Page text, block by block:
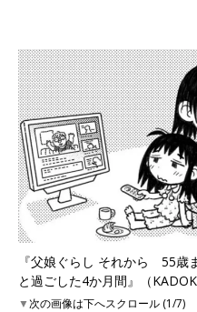
『父娘ぐらし それから 55歳
と過ごした4か月間』（
▼次の画像は下へスクロール (1/7)